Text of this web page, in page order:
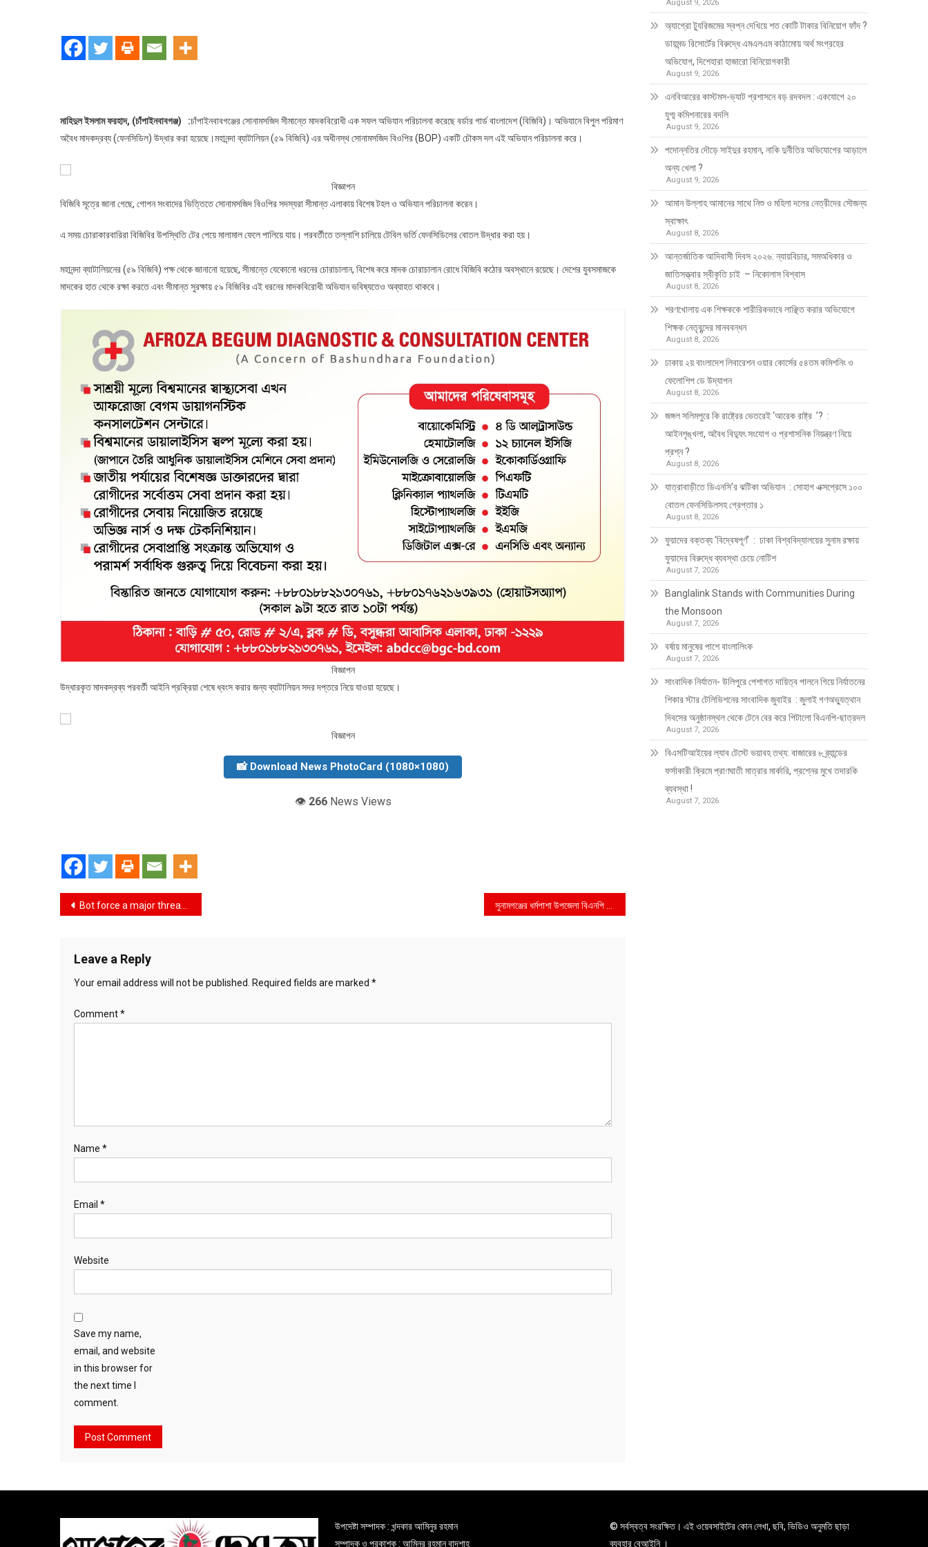
পরিমাণ
মাদকদ্রব্য
মাহিদুল ইসলাম ফরহাদ, (চাঁপাইনবাবগঞ্জ) :চাঁপাইনবাবগঞ্জের সোনামসজিদ সীমান্তে মাদকবিরোধী এক সফল অভিযান পরিচালনা করেছে বর্ডার গার্ড বাংলাদেশ (বিজিবি)। অভিযানে বিপুল পরিমাণ
অবৈধ মাদকদ্রব্য (ফেনসিডিল) উদ্ধার করা হয়েছে।​মহানন্দা ব্যাটালিয়ন (৫৯ বিজিবি) এর অধীনস্থ সোনামসজিদ বিওপির (BOP) একটি চৌকস দল এই অভিযান পরিচালনা করে।
বিজ্ঞাপন
​বিজিবি সূত্রে জানা গেছে, গোপন সংবাদের ভিত্তিতে সোনামসজিদ বিওপির সদস্যরা সীমান্ত এলাকায় বিশেষ টহল ও অভিযান পরিচালনা করেন।
এ সময় চোরাকারবারিরা বিজিবির উপস্থিতি টের পেয়ে মালামাল ফেলে পালিয়ে যায়। পরবর্তীতে তল্লাশি চালিয়ে টেবিল ভর্তি ফেনসিডিলের বোতল উদ্ধার করা হয়।
​মহানন্দা ব্যাটালিয়নের (৫৯ বিজিবি) পক্ষ থেকে জানানো হয়েছে, সীমান্তে যেকোনো ধরনের চোরাচালান, বিশেষ করে মাদক চোরাচালান রোধে বিজিবি কঠোর অবস্থানে রয়েছে। দেশের যুবসমাজকে
মাদকের হাত থেকে রক্ষা করতে এবং সীমান্ত সুরক্ষায় ৫৯ বিজিবির এই ধরনের মাদকবিরোধী অভিযান ভবিষ্যতেও অব্যাহত থাকবে।
বিজ্ঞাপন
উদ্ধারকৃত মাদকদ্রব্য পরবর্তী আইনি প্রক্রিয়া শেষে ধ্বংস করার জন্য ব্যাটালিয়ন সদর দপ্তরে নিয়ে যাওয়া হয়েছে।
বিজ্ঞাপন
📸 Download News PhotoCard (1080×1080)
👁️ 266News Views
Post
Bot force a major threat to the country
Leave a Reply
Your email address will not be published. Required fields are marked *
Comment*
Name *
Email *
Website
Save my name,
email, and website
in this browser for
the next time I
comment.
August 9, 2026
অ্যাগ্রো ট্যুরিজমের স্বপ্ন দেখিয়ে শত কোটি টাকার বিনিয়োগ ফাঁদ ?
ডায়মন্ড রিসোর্টের বিরুদ্ধে এমএলএম কাঠামোয় অর্থ সংগ্রহের
অভিযোগ, দিশেহারা হাজারো বিনিয়োগকারী
August 9, 2026
এনবিআরের কাস্টমস-ভ্যাট প্রশাসনে বড় রদবদল : একযোগে ২০
যুগ্ম কমিশনারের বদলি
August 9, 2026
পদোন্নতির দৌড়ে সাইদুর রহমান, নাকি দুর্নীতির অভিযোগের আড়ালে
অন্য খেলা ?
August 9, 2026
আমান উল্লাহ আমানের সাথে নিশু ও মহিলা দলের নেত্রীদের সৌজন্য
স্বাক্ষাৎ
August 8, 2026
আন্তর্জাতিক আদিবাসী দিবস ২০২৬: ন্যায়বিচার, সমঅধিকার ও
জাতিসত্ত্বার স্বীকৃতি চাই – নিকোলাস বিশ্বাস
August 8, 2026
শরণখোলায় এক শিক্ষককে শারীরিকভাবে লাঞ্ছিত করার অভিযোগে
শিক্ষক নেতৃবৃন্দের মানববন্ধন
August 8, 2026
ঢাকায় ২য় বাংলাদেশ লিবারেশন ওয়ার কোর্সের ৫৪তম কমিশনিং ও
ফেলোশিপ ডে উদ্‌যাপন
August 8, 2026
জঙ্গল সলিমপুরে কি রাষ্ট্রের ভেতরেই ‘আরেক রাষ্ট্র ’? :
আইনশৃঙ্খলা, অবৈধ বিদ্যুৎ সংযোগ ও প্রশাসনিক নিয়ন্ত্রণ নিয়ে
প্রশ্ন ?
August 8, 2026
যাত্রাবাড়ীতে ডিএনসি’র ঝটিকা অভিযান : সোহাগ এক্সপ্রেসে ১০০
বোতল ফেনসিডিলসহ গ্রেপ্তার ১
August 8, 2026
ফুয়াদের বক্তব্য ‘বিদ্বেষপূর্ণ’ : ঢাকা বিশ্ববিদ্যালয়ের সুনাম রক্ষায়
ফুয়াদের বিরুদ্ধে ব্যবস্থা চেয়ে নোটিশ
August 7, 2026
Banglalink Stands with Communities During
the Monsoon
August 7, 2026
বর্ষায় মানুষের পাশে বাংলালিংক
August 7, 2026
সাংবাদিক নির্যাতন- উলিপুরে পেশাগত দায়িত্ব পালনে গিয়ে নির্যাতনের
শিকার স্টার টেলিভিশনের সাংবাদিক জুবাইর : জুলাই গণঅভ্যুত্থান
দিবসের অনুষ্ঠানস্থল থেকে টেনে বের করে পিটালো বিএনপি-ছাত্রদল
August 7, 2026
বিএসটিআইয়ের ল্যাব টেস্টে ভয়াবহ তথ্য: বাজারের ৮ ব্র্যান্ডের
ফর্সাকারী ক্রিমে প্রাণঘাতী মাত্রার মার্কারি, প্রশ্নের মুখে তদারকি
ব্যবস্থা !
August 7, 2026
উপদেষ্টা সম্পাদক : খন্দকার আমিনুর রহমান
সম্পাদক ও প্রকাশক : আমিনুর রহমান বাদশাহ
© সর্বস্বত্ব সংরক্ষিত। এই ওয়েবসাইটের কোন লেখা, ছবি, ভিডিও অনুমতি ছাড়া
ব্যবহার বেআইনি ।